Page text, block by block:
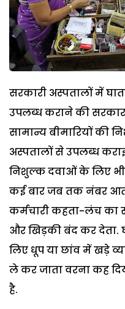
सरकारी अस्पतालों में
उपलब्ध कराने की
सामान्य बीमारियों की
अस्पतालों से उपलब्ध
निशुल्क दवाओं के लिए
कई बार जब तक नंबर
कर्मचारी कहता-लंच का
और खिड़की बंद कर देता.
लिए धूप या छांव में खड़े
ले कर जाता वरना कह
है.